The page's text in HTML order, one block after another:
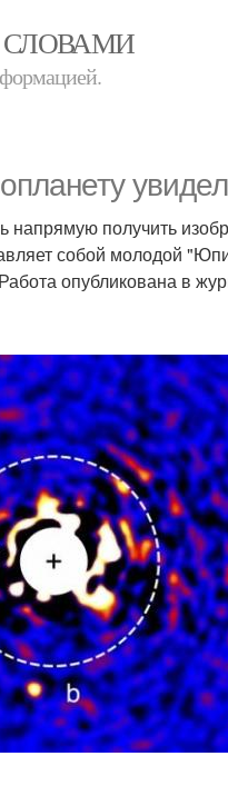
получить
собой молодой
опубликована в